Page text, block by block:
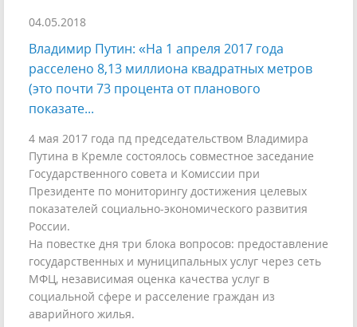
04.05.2018
Владимир Путин: «На 1 апреля 2017 года
расселено 8,13 миллиона квадратных метров
(это почти 73 процента от планового
показате...
4 мая 2017 года пд председательством Владимира
Путина в Кремле состоялось совместное заседание
Государственного совета и Комиссии при
Президенте по мониторингу достижения целевых
показателей социально-экономического развития
России.
На повестке дня три блока вопросов: предоставление
государственных и муниципальных услуг через сеть
МФЦ, независимая оценка качества услуг в
социальной сфере и расселение граждан из
аварийного жилья.